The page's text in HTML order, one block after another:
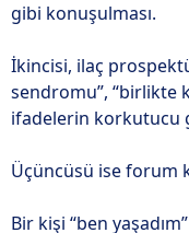
gibi konuşulması.
İkincisi, ilaç
sendromu”, “birlikte
ifadelerin korkutucu
Üçüncüsü ise forum
Bir kişi “ben